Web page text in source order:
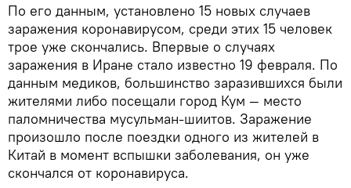
По его данным, установлено 15 новых случаев
заражения коронавирусом, среди этих 15 человек
трое уже скончались. Впервые о случаях
заражения в Иране стало известно 19 февраля. По
данным медиков, большинство заразившихся были
жителями либо посещали город Кум — место
паломничества мусульман-шиитов. Заражение
произошло после поездки одного из жителей в
Китай в момент вспышки заболевания, он уже
скончался от коронавируса.